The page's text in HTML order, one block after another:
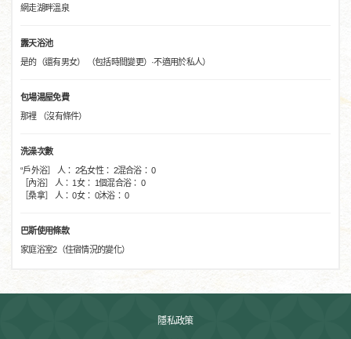
網走湖畔溫泉
露天浴池
是的（還有男女） （包括時間變更）·不適用於私人）
包場湯屋免費
那裡 （沒有條件）
洗澡次數
“戶外浴］ 人： 2名女性： 2混合浴： 0
［內浴］ 人： 1女： 1個混合浴： 0
［桑拿］ 人： 0女： 0沐浴： 0
巴斯使用條款
家庭浴室2（住宿情況的變化）
隱私政策